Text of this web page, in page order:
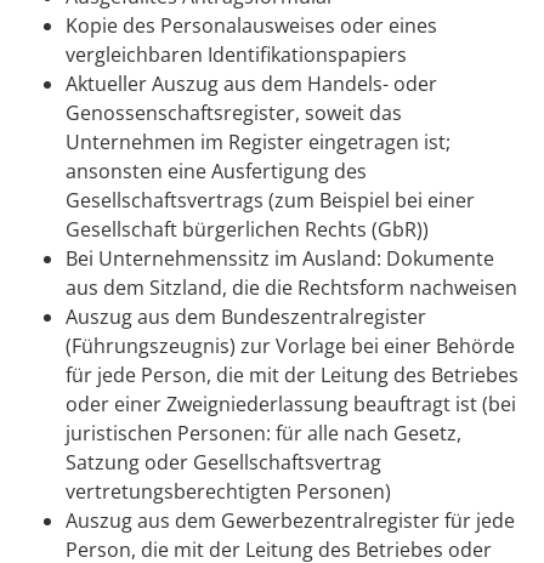
Kopie des Personalausweises oder eines
vergleichbaren Identifikationspapiers
Aktueller Auszug aus dem Handels- oder
Genossenschaftsregister, soweit das
Unternehmen im Register eingetragen ist;
ansonsten eine Ausfertigung des
Gesellschaftsvertrags (zum Beispiel bei einer
Gesellschaft bürgerlichen Rechts (GbR))
Bei Unternehmenssitz im Ausland: Dokumente
aus dem Sitzland, die die Rechtsform nachweisen
Auszug aus dem Bundeszentralregister
(Führungszeugnis) zur Vorlage bei einer Behörde
für jede Person, die mit der Leitung des Betriebes
oder einer Zweigniederlassung beauftragt ist (bei
juristischen Personen: für alle nach Gesetz,
Satzung oder Gesellschaftsvertrag
vertretungsberechtigten Personen)
Auszug aus dem Gewerbezentralregister für jede
Person, die mit der Leitung des Betriebes oder